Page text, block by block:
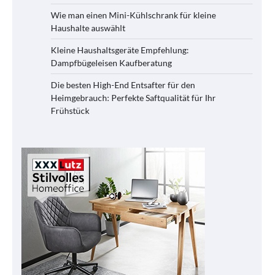
Wie man einen Mini-Kühlschrank für kleine
Haushalte auswählt
Kleine Haushaltsgeräte Empfehlung:
Dampfbügeleisen Kaufberatung
Die besten High-End Entsafter für den
Heimgebrauch: Perfekte Saftqualität für Ihr
Frühstück